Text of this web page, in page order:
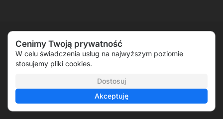
Cenimy Twoją prywatność
W celu świadczenia usług na najwyższym poziomie
stosujemy pliki cookies.
Dostosuj
Akceptuję